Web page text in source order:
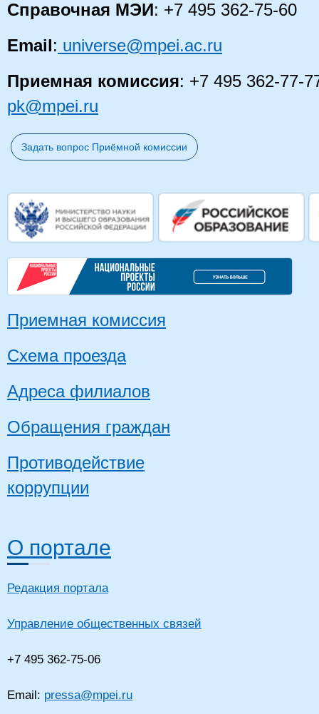
Справочная МЭИ: +7 495 362-75-60
Email: universe@mpei.ac.ru
Приемная комиссия: +7 495 362-77-
pk@mpei.ru
Задать вопрос Приёмной комиссии
Приемная комиссия
Схема проезда
Адреса филиалов
Обращения граждан
Противодействие
коррупции
О портале
Редакция портала
Управление общественных связей
+7 495 362-75-06
Email: pressa@mpei.ru